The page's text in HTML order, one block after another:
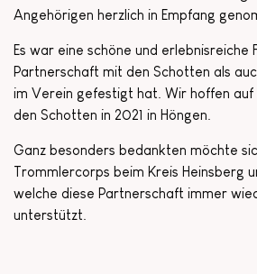
Angehörigen herzlich in Empfang
Es war eine schöne und erlebnisreiche
Partnerschaft mit den Schotten als
im Verein gefestigt hat. Wir hoffen auf
den Schotten in 2021 in Höngen.
Ganz besonders bedankten möchte
Trommlercorps beim Kreis Heinsberg
welche diese Partnerschaft immer
unterstützt.